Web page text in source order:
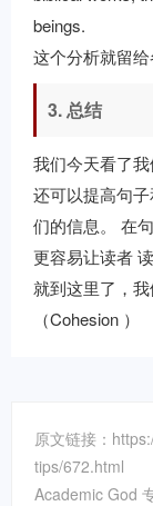
beings.
这个分析就留
3. 总结
我们今天看了
还可以提高句
们的信息。 在
更容易让读者
就到这里了，
（Cohesion ）
原文链接：
tips/672.html
Academic God